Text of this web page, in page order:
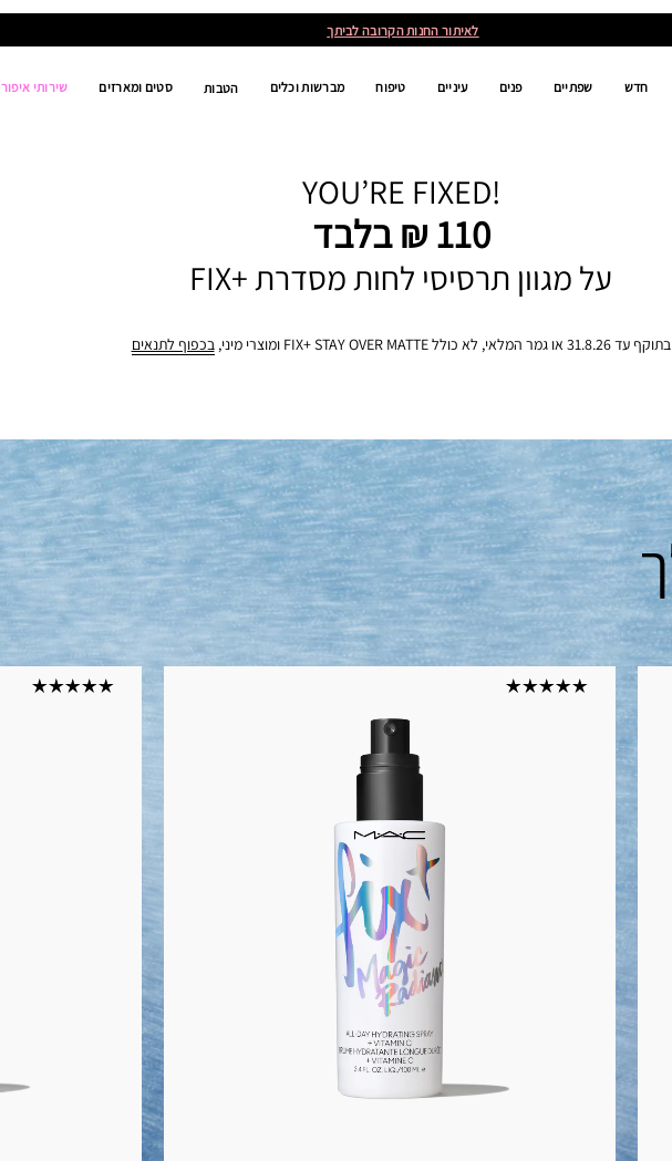
לאיתור החנות הקרובה לביתך
חדש שפתיים פנים עיניים טיפוח מברשות וכלים הטבות סטים ומארזים שירותי איפור
YOU’RE FIXED!
110 ₪ בלבד
על מגוון תרסיסי לחות מסדרת +FIX
בתוקף עד 31.8.26 או גמר המלאי, לא כולל FIX+ STAY OVER MATTE ומוצרי מיני, בכפוף לתנאים